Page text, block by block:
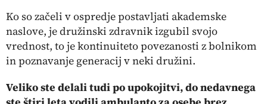
Ko so začeli v ospredje postavljati akademske
naslove, je družinski zdravnik izgubil svojo
vrednost, to jekontinuiteto povezanosti z bolnikom
in poznavanje generacij v neki družini.
Veliko ste delali tudi po upokojitvi, do nedavnega